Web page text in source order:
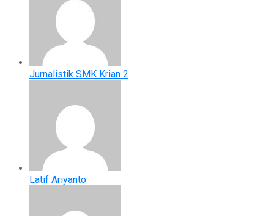
Jurnalistik SMK Krian 2
Latif Ariyanto